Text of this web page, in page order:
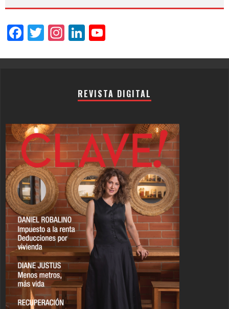
Facebook
Twitter
Instagram
LinkedIn
REVISTA DIGITAL